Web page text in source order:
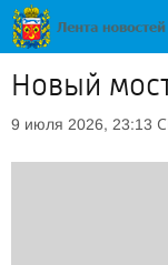
Новый
9 июля 2026, 23:13